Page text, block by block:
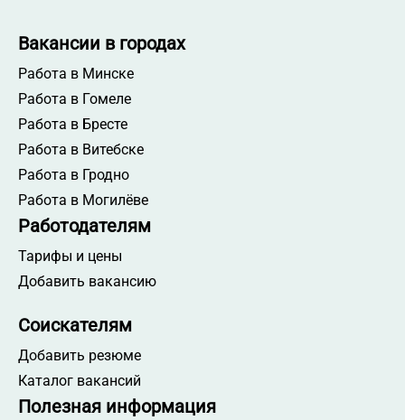
Вакансии в городах
Работа в Минске
Работа в Гомеле
Работа в Бресте
Работа в Витебске
Работа в Гродно
Работа в Могилёве
Работодателям
Тарифы и цены
Добавить вакансию
Соискателям
Добавить резюме
Каталог вакансий
Полезная информация